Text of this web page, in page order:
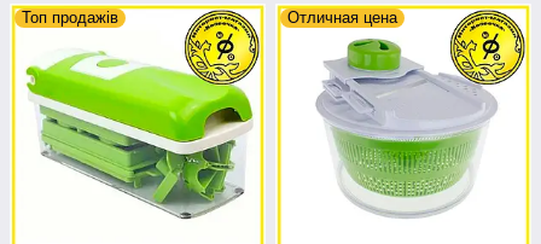
Топ продажів Отличная цена